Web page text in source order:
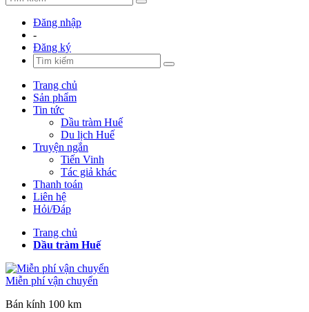
Đăng nhập
-
Đăng ký
Trang chủ
Sản phẩm
Tin tức
Dầu tràm Huế
Du lịch Huế
Truyện ngắn
Tiến Vinh
Tác giả khác
Thanh toán
Liên hệ
Hỏi/Đáp
Trang chủ
Dầu tràm Huế
Miễn phí vận chuyển
Bán kính 100 km